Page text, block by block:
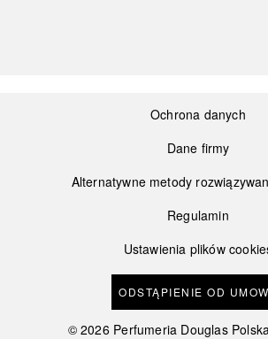
Ochrona danych
Dane firmy
Alternatywne metody
Regulamin
Ustawienia plików
ODSTĄPIENIE OD
©2026 Perfumeria Douglas